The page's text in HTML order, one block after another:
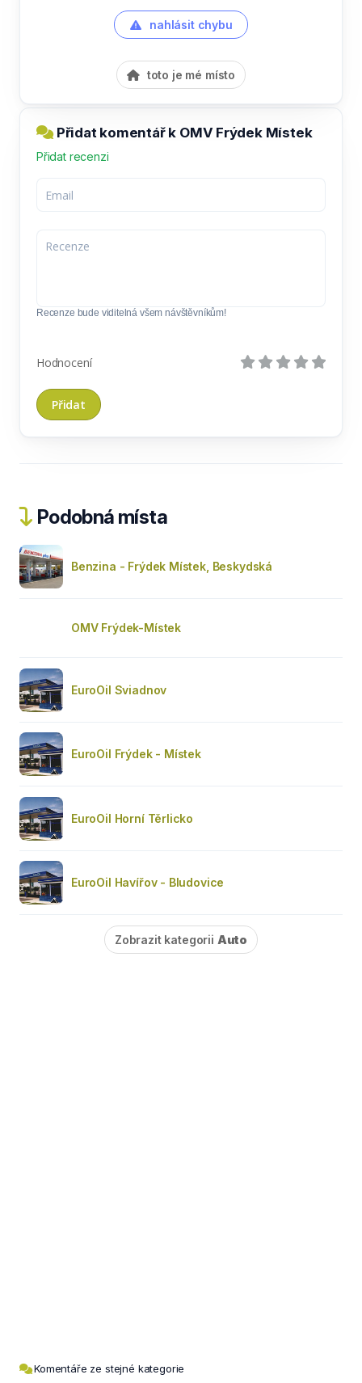
nahlásit chybu
toto je mé místo
Přidat komentář k OMV Frýdek Místek
Přidat recenzi
Recenze bude viditelná všem návštěvníkům!
Hodnocení
Podobná místa
Benzina - Frýdek Místek, Beskydská
OMV Frýdek-Místek
EuroOil Sviadnov
EuroOil Frýdek - Místek
EuroOil Horní Těrlicko
EuroOil Havířov - Bludovice
Zobrazit kategorii Auto
Komentáře ze stejné kategorie